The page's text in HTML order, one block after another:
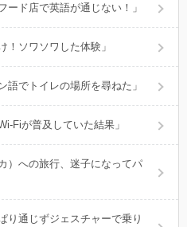
ード店で英語が通じない！」
！ソワソワした体験」
語でトイレの場所を尋ねた」
Fiが普及していた結果」
）への旅行、迷子になってパ
り通じずジェスチャーで乗り